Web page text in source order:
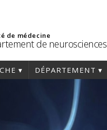
de médecine
de neurosciences
DÉPARTEMENT